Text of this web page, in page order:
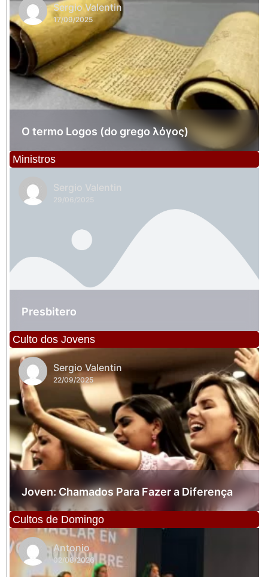
Sergio Valentin
17/09/2025
O termo Logos (do grego λόγος)
Ministros
Sergio Valentin
29/06/2025
Presbitero
Culto dos Jovens
Sergio Valentin
22/09/2025
Joven: Chamados Para Fazer a Diferença
Cultos de Domingo
Antonio
02/08/2026